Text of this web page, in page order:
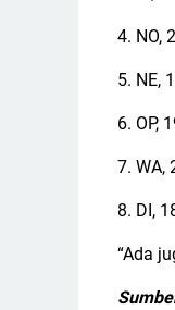
4. NO,
5. NE,
6. OP,
7. WA,
8. DI,
“Ada